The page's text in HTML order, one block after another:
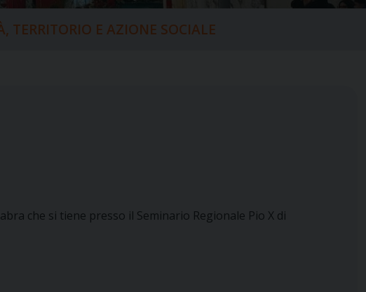
TERRITORIO E AZIONE SOCIALE
che si tiene presso il Seminario Regionale Pio X di